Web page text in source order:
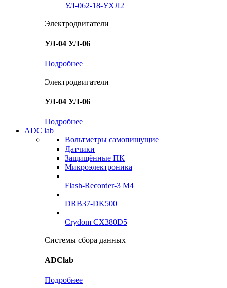
УЛ-062-18-УХЛ2
Электродвигатели
УЛ-04 УЛ-06
Подробнее
Электродвигатели
УЛ-04 УЛ-06
Подробнее
ADC lab
Вольтметры самопишущие
Датчики
Защищённые ПК
Микроэлектроника
Flash-Recorder-3 М4
DRB37-DK500
Crydom CX380D5
Системы сбора данных
ADClab
Подробнее